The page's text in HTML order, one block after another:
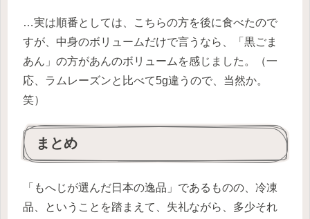
…実は順番としては、こちらの方を後に食べたので
すが、中身のボリュームだけで言うなら、「黒ごま
あん」の方があんのボリュームを感じました。（一
応、ラムレーズンと比べて5g違うので、当然か。
笑）
まとめ
「もへじが選んだ日本の逸品」であるものの、冷凍
品、ということを踏まえて、失礼ながら、多少それ